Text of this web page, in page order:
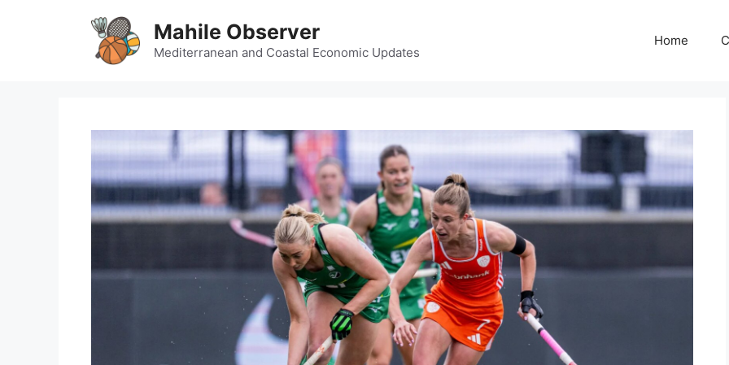
Mahile Observer
Mediterranean and Coastal Economic Updates
Home